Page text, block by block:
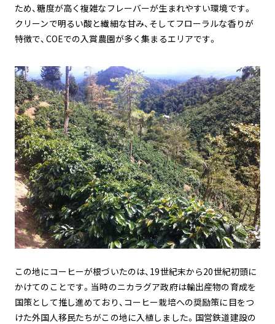
ため、糖度が高く複雑なフレーバーが生まれやすい環境です。
クリーンで明るい酸と繊細な甘み、そしてフローラルな香りが
特徴で、COEでの入賞農園が多く集まるエリアです。
この地にコーヒーが根づいたのは、19世紀末から20世紀初頭に
かけてのことです。当時のニカラグア政府は輸出産物の育成を
国策として推し進めており、コーヒー栽培への奨励策に目をつ
けた外国人移民たちがこの地に入植しました。国営鉄道建設の